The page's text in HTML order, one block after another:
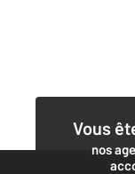
Vous
nos